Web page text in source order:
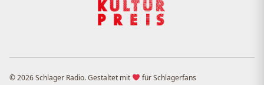
© 2026 Schlager Radio. Gestaltet mit
für Schlagerfans